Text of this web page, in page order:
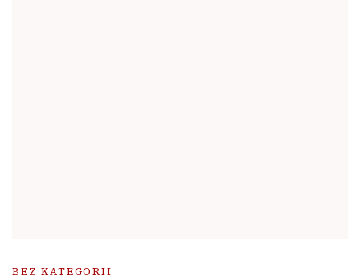
BEZ KATEGORII